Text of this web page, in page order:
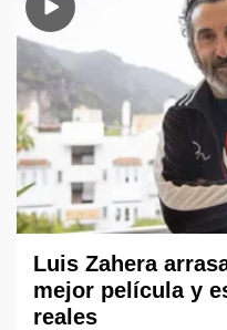
Luis Zahera
mejor película y
reales